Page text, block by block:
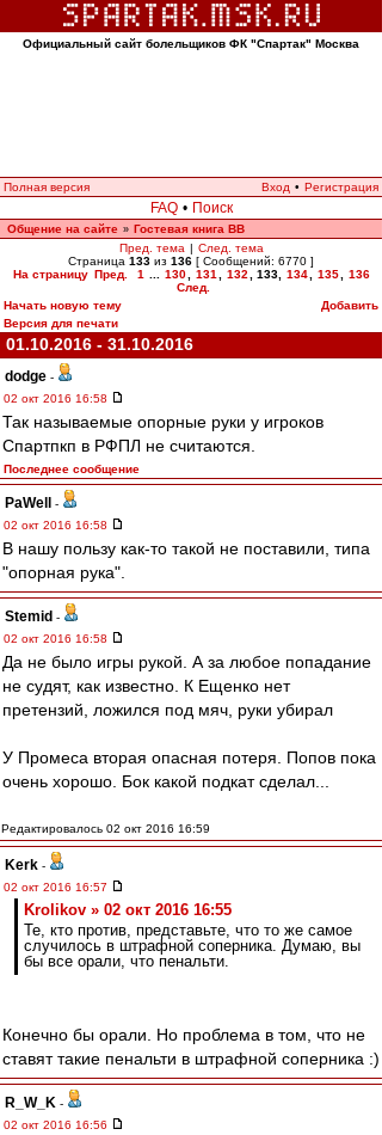
Официальный сайт болельщиков ФК "Спартак" Москва
Полная версия Вход • Регистрация
FAQ • Поиск
Общение на сайте » Гостевая книга ВВ
Пред. тема | След. тема
Страница 133 из 136 [ Сообщений: 6770 ]
На страницу Пред. 1 130 131 132 133, 134 135
136
След.
Начать новую тему
Добавить
Версия для печати
01.10.2016 - 31.10.2016
dodge -
02 окт 2016 16:58
Так называемые опорные руки у игроков
Спартпкп в РФПЛ не считаются.
Последнее сообщение
PaWell
-
02 окт 2016 16:58
В нашу пользу как-то такой не поставили, типа
"опорная рука".
Stemid -
02 окт 2016 16:58
Да не было игры рукой. А за любое попадание
не судят, как известно. К Ещенко нет
претензий, ложился под мяч, руки убирал
У Промеса вторая опасная потеря. Попов пока
очень хорошо. Бок какой подкат сделал...
Редактировалось 02 окт 2016 16:59
Kerk -
02 окт 2016 16:57
Krolikov » 02 окт 2016 16:55
Те, кто против, представьте, что то же самое
случилось в штрафной соперника. Думаю, вы
бы все орали, что пенальти.
Конечно бы орали. Но проблема в том, что не
ставят такие пенальти в штрафной соперника :)
R_W_K -
02 окт 2016 16:56